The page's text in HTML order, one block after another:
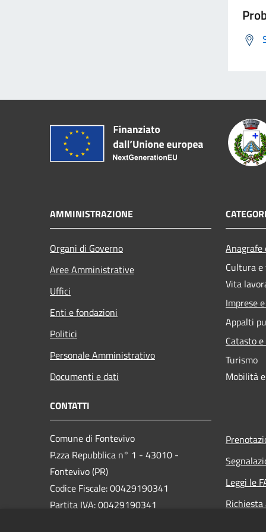
AMMINISTRAZIONE
Organi di Governo
Aree Amministrative
Uffici
Enti e fondazioni
Politici
Personale Amministrativo
Documenti e dati
Cultura
Vita
Imprese
Appalti
Catasto
Turismo
Mobilità
CONTATTI
Comune di Fontevivo
P.zza Repubblica n° 1 - 43010 -
Fontevivo (PR)
Codice Fiscale: 00429190341
Partita IVA: 00429190341
Leggi le